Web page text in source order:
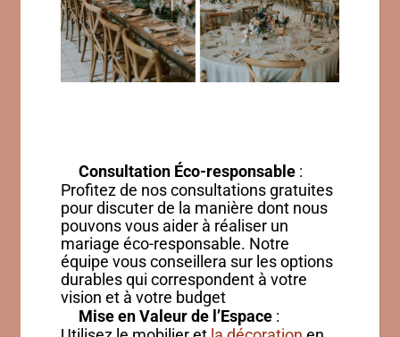
Consultation Éco-responsable :
Profitez de nos consultations gratuites
pour discuter de la manière dont nous
pouvons vous aider à réaliser un
mariage éco-responsable. Notre
équipe vous conseillera sur les options
durables qui correspondent à votre
vision et à votre budget
Mise en Valeur de l’Espace :